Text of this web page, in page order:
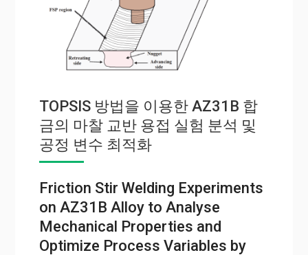
TOPSIS 방법을 이용한 AZ31B 합
금의 마찰 교반 용접 실험 분석 및
공정 변수 최적화
Friction Stir Welding Experiments
on AZ31B Alloy to Analyse
Mechanical Properties and
Optimize Process Variables by